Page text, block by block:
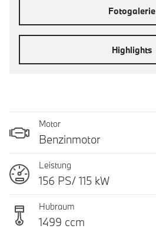
Fotogalerie
Highlights
Motor
Benzinmotor
Leistung
156 PS/ 115 kW
Hubraum
1499 ccm